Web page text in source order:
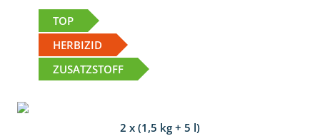
TOP
HERBIZID
ZUSATZSTOFF
2 x (1,5 kg + 5 l)